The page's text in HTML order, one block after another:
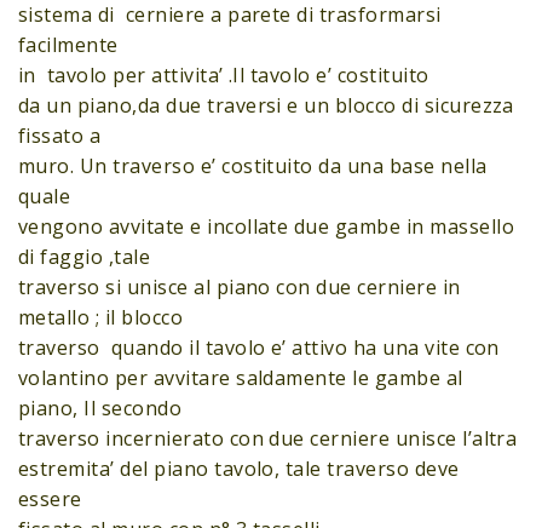
sistema di cerniere a parete di trasformarsi
facilmente
in tavolo per attivita’ .Il tavolo e’ costituito
da un piano,da due traversi e un blocco di sicurezza
fissato a
muro. Un traverso e’ costituito da una base nella
quale
vengono avvitate e incollate due gambe in massello
di faggio ,tale
traverso si unisce al piano con due cerniere in
metallo ; il blocco
traverso quando il tavolo e’ attivo ha una vite con
volantino per avvitare saldamente le gambe al
piano, Il secondo
traverso incernierato con due cerniere unisce l’altra
estremita’ del piano tavolo, tale traverso deve
essere